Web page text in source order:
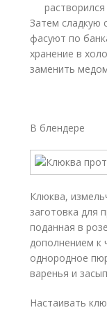
Затем сладкую
фасуют по
хранение в
заменить
В блендере
Клюква,
заготовка для
поданная в
дополнением к
однородное
варенья и
Настаивать